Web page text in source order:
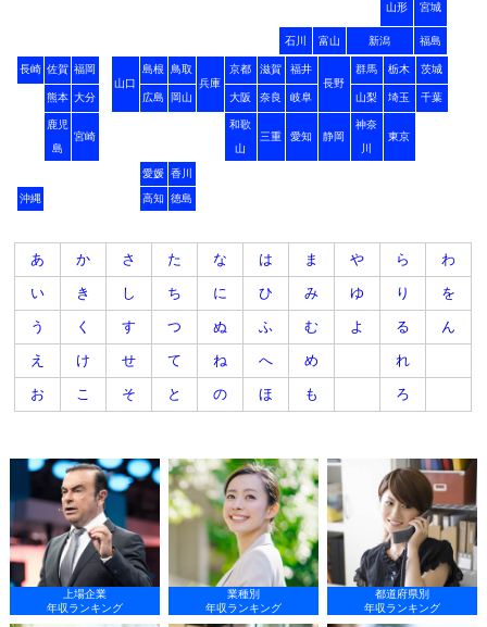
山形 宮城
石川 富山 新潟 福島
長崎 佐賀 福岡
山口
島根
鳥取
兵庫
京都 滋賀
福井
長野
群馬 栃木 茨城
熊本 大分 広島 岡山 大阪 奈良 岐阜 山梨 埼玉 千葉
鹿児
島
宮崎
和歌
山
三重 愛知 静岡
神奈
川
東京
愛媛 香川
沖縄 高知 徳島
あ か さ た な は ま や ら わ
い き し ち に ひ み ゆ り を
う く す つ ぬ ふ む よ る ん
え け せ て ね へ め れ
お こ そ と の ほ も ろ
上場企業
年収ランキング
業種別
年収ランキング
都道府県別
年収ランキング